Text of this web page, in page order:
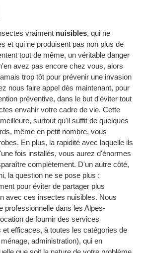
vraiment nuisibles, qui ne
et qui ne produisent pas non plus de
tout de même, un véritable danger
avez pas encore chez vous, alors
trop tôt pour prévenir une invasion
nous faire appel dès maintenant, pour
préventive, dans le but d'éviter tout
envahir votre cadre de vie. Cette
surtout qu'il suffit de quelques
même en petit nombre, vous
En plus, la rapidité avec laquelle ils
fois installés, vous aurez d'énormes
complètement. D'un autre côté,
la question ne se pose plus :
pour éviter de partager plus
avec ces insectes nuisibles. Nous
professionnelle dans les Alpes-
de fournir des services
et efficaces, à toutes les catégories de
administration), qui en